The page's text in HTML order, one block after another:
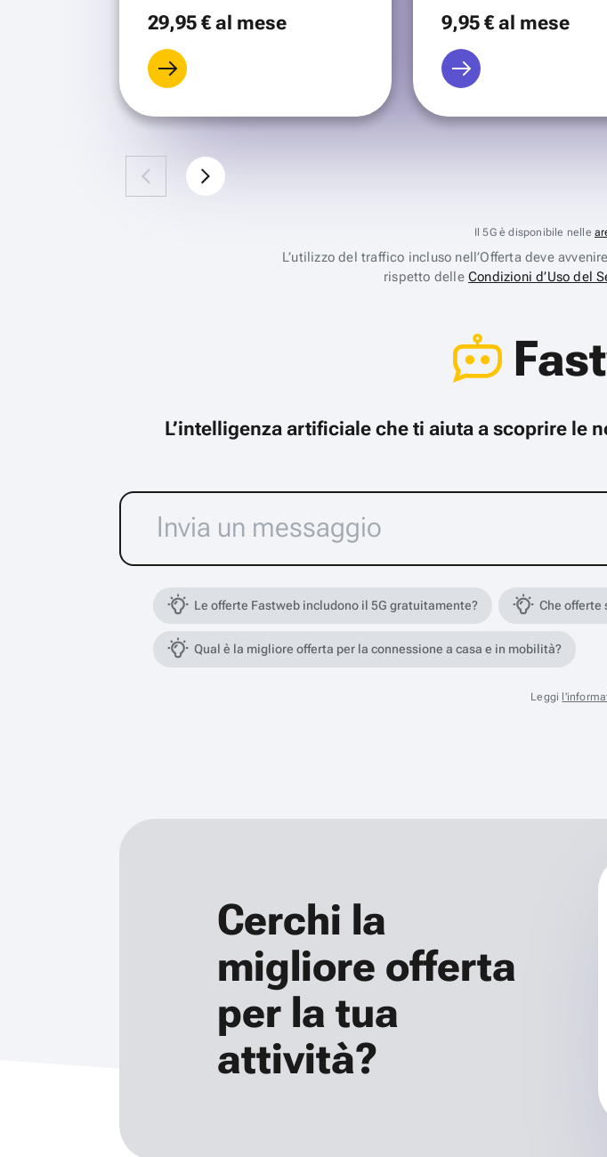
29,95 €al mese 9,95 €al mese
Il 5G è disponibile nelle
L’utilizzo del traffico incluso nell’Offerta deve
rispetto delleCondizioni d’Uso del
L’intelligenza artificiale che ti aiuta a scoprire le
Le offerte Fastweb includono il 5G gratuitamente? Che offerte
Qual è la migliore offerta per la connessione a casa e in mobilità?
Leggi
Cerchi la
migliore offerta
per la tua
attività?